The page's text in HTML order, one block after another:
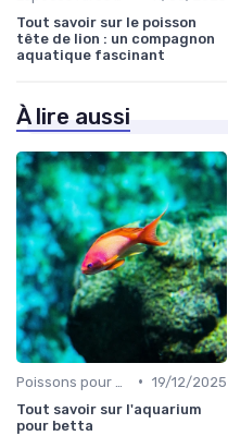
Tout savoir sur le poisson
tête de lion : un compagnon
aquatique fascinant
À lire aussi
• 19/12/2025
Tout savoir sur l'aquarium
pour betta